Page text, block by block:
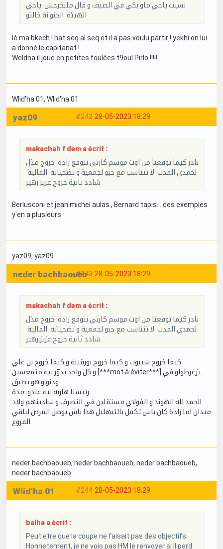
نسيت ياخي ماو بكي في الصيف و قال ملنخرجش ياخي
الهيئة الحنو نة خالتو
lé ma bkech ! hat seq al seq et il a pas voulu partir ! yekhi on lui
a donné le capitanat !
Weldna il joue en petites foulées t9oul Pirlo !!!!!
Wlid'ha 01, Wlid'ha 01
#242 28-05-2023 18:29
yaz09
makachah f dem a écrit :
نادر كيما توقعنا من اوت موسم كارثي نتوقع زادة خروج مذل
لحمدي المدب لا تتناسب مع حبو لجمعية و تضحياته المالية
شادد ثانية خروج عزيز زهير
Berlusconi et jean michel aulas , Bernard tapis... des exemples
y'en a plusieurs
yaz09, yaz09
#243 28-05-2023 18:29
neder bachbaoueb
makachah f dem a écrit :
نادر كيما توقعنا من اوت موسم كارثي نتوقع زادة خروج مذل
لحمدي المدب لا تتناسب مع حبو لجمعية و تضحياته المالية
شادد ثانية خروج عزيز زهير
كيما خروج شيبوب و كيما خروج بورقيبة و كيما خروج بن علي
و كل واحد يدوّر بيه متمعشين [***mot à éviter***] يزغرطولو في
وذنو و هو يطبق
رئيسنا هاربة بيه عندو مدة
الحمد لله الهوند و الفولاي مستقلين في التصرف و شادينهم ولاد
ميدان اما زادة كان باش تكمل بالتبهليل هذا باش يوصل المرض لباقي
الفروع
neder bachbaoueb, neder bachbaoueb, neder bachbaoueb,
neder bachbaoueb
#244 28-05-2023 18:29
Wlid'ha 01
balha a écrit :
Peut etre que la coupe ne faisait pas des objectifs.
Honnetement, je ne vois pas HM le renvoyer si il perd